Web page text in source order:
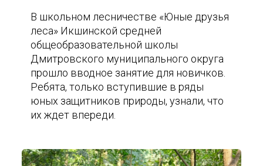
В школьном лесничестве «Юные друзья
леса» Икшинской средней
общеобразовательной школы
Дмитровского муниципального округа
прошло вводное занятие для новичков.
Ребята, только вступившие в ряды
юных защитников природы, узнали, что
их ждет впереди.